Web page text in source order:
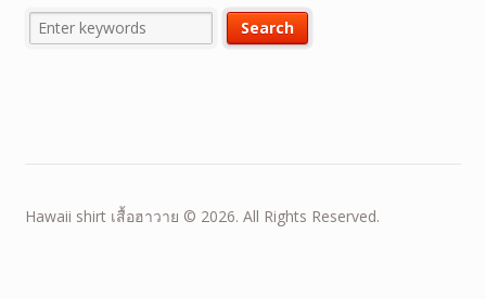
Hawaii shirt เสื้อฮาวาย © 2026. All Rights Reserved.